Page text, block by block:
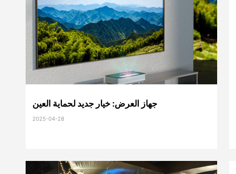
جهاز العرض: خيار جديد لحماية العين
2025-04-28